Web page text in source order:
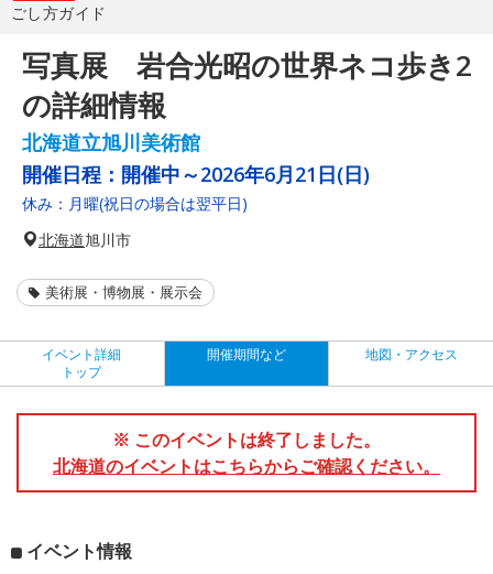
ごし方ガイド
写真展 岩合光昭の世界ネコ歩き2
の詳細情報
北海道立旭川美術館
開催日程： 開催中～2026年6月21日(日)
休み：月曜(祝日の場合は翌平日)
北海道旭川市
美術展・博物展・展示会
イベント詳細
トップ
開催期間など 地図・アクセス
※ このイベントは終了しました。
北海道のイベントはこちらからご確認ください。
イベント情報